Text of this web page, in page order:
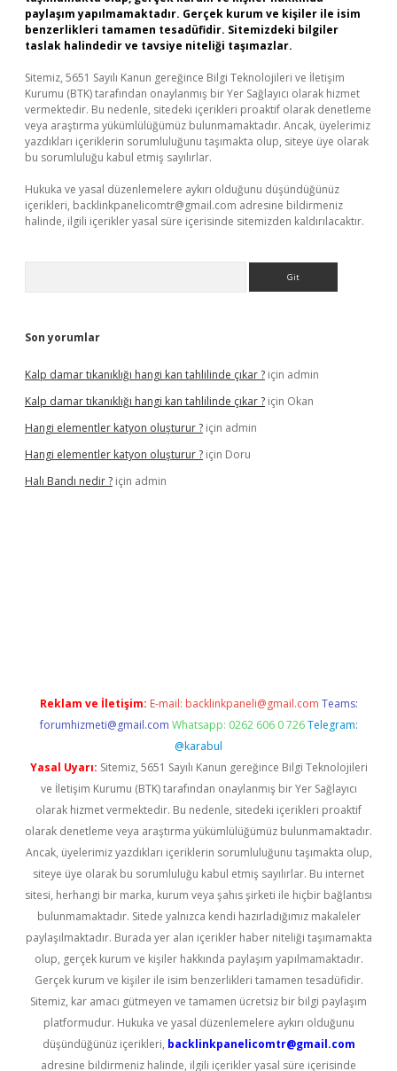
paylaşım yapılmamaktadır. Gerçek kurum ve kişiler ile isim
benzerlikleri tamamen tesadüfidir. Sitemizdeki bilgiler
taslak halindedir ve tavsiye niteliği taşımazlar.
Sitemiz, 5651 Sayılı Kanun gereğince Bilgi Teknolojileri ve İletişim
Kurumu (BTK) tarafından onaylanmış bir Yer Sağlayıcı olarak hizmet
vermektedir. Bu nedenle, sitedeki içerikleri proaktif olarak denetleme
veya araştırma yükümlülüğümüz bulunmamaktadır. Ancak, üyelerimiz
yazdıkları içeriklerin sorumluluğunu taşımakta olup, siteye üye olarak
bu sorumluluğu kabul etmiş sayılırlar.
Hukuka ve yasal düzenlemelere aykırı olduğunu düşündüğünüz
içerikleri, backlinkpanelicomtr@gmail.com adresine bildirmeniz
halinde, ilgili içerikler yasal süre içerisinde sitemizden kaldırılacaktır.
Son yorumlar
Kalp damar tıkanıklığı hangi kan tahlilinde çıkar ? için admin
Kalp damar tıkanıklığı hangi kan tahlilinde çıkar ? için Okan
Hangi elementler katyon oluşturur ? için admin
Hangi elementler katyon oluşturur ? için Doru
Halı Bandı nedir ? için admin
Reklam ve İletişim: E-mail: backlinkpaneli@gmail.com Teams:
forumhizmeti@gmail.com Whatsapp: 0262 606 0 726 Telegram:
@karabul
Yasal Uyarı: Sitemiz, 5651 Sayılı Kanun gereğince Bilgi Teknolojileri
ve İletişim Kurumu (BTK) tarafından onaylanmış bir Yer Sağlayıcı
olarak hizmet vermektedir. Bu nedenle, sitedeki içerikleri proaktif
olarak denetleme veya araştırma yükümlülüğümüz bulunmamaktadır.
Ancak, üyelerimiz yazdıkları içeriklerin sorumluluğunu taşımakta olup,
siteye üye olarak bu sorumluluğu kabul etmiş sayılırlar. Bu internet
sitesi, herhangi bir marka, kurum veya şahıs şirketi ile hiçbir bağlantısı
bulunmamaktadır. Sitede yalnızca kendi hazırladığımız makaleler
paylaşılmaktadır. Burada yer alan içerikler haber niteliği taşımamakta
olup, gerçek kurum ve kişiler hakkında paylaşım yapılmamaktadır.
Gerçek kurum ve kişiler ile isim benzerlikleri tamamen tesadüfidir.
Sitemiz, kar amacı gütmeyen ve tamamen ücretsiz bir bilgi paylaşım
platformudur. Hukuka ve yasal düzenlemelere aykırı olduğunu
düşündüğünüz içerikleri, backlinkpanelicomtr@gmail.com
adresine bildirmeniz halinde, ilgili içerikler yasal süre içerisinde